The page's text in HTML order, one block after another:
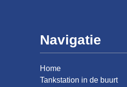
Navigatie
Home
Tankstation in de buurt